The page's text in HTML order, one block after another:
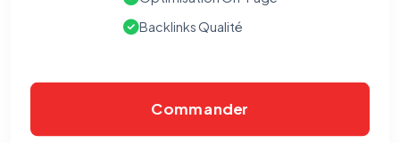
Backlinks Qualité
Commander